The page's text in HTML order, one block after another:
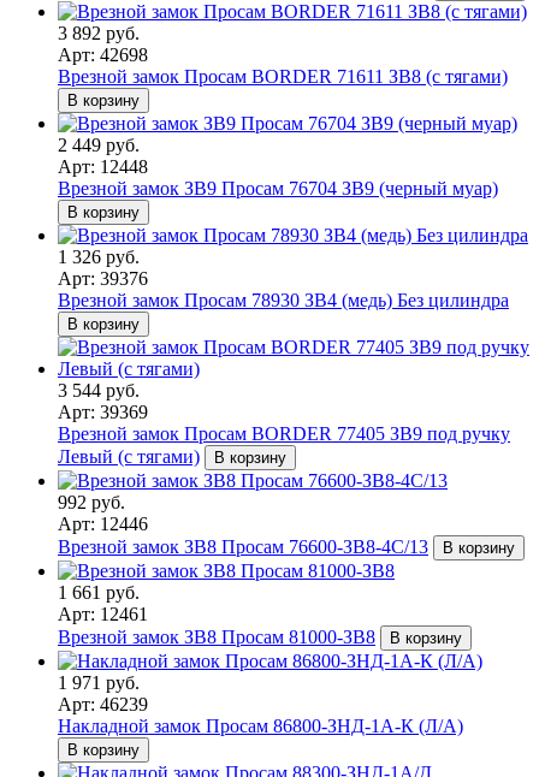
3 892 руб.
Арт: 42698
Врезной замок Просам BORDER 71611 ЗВ8 (с тягами)
В корзину
2 449 руб.
Арт: 12448
Врезной замок ЗВ9 Просам 76704 ЗВ9 (черный муар)
В корзину
1 326 руб.
Арт: 39376
Врезной замок Просам 78930 ЗВ4 (медь) Без цилиндра
В корзину
3 544 руб.
Арт: 39369
Врезной замок Просам BORDER 77405 ЗВ9 под ручку
Левый (с тягами)
В корзину
992 руб.
Арт: 12446
Врезной замок ЗВ8 Просам 76600-ЗВ8-4С/13
В корзину
1 661 руб.
Арт: 12461
Врезной замок ЗВ8 Просам 81000-ЗВ8
В корзину
1 971 руб.
Арт: 46239
Накладной замок Просам 86800-ЗНД-1А-К (Л/А)
В корзину